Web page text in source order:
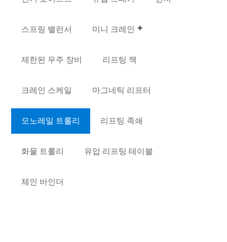
스프링 밸런서 미니 크레인
제한된 우주 장비 리프팅 잭
크레인 스케일 마그네틱 리프터
모노레일 트롤리 리프팅 족쇄
화물 트롤리 유압 리프팅 테이블
체인 바인더